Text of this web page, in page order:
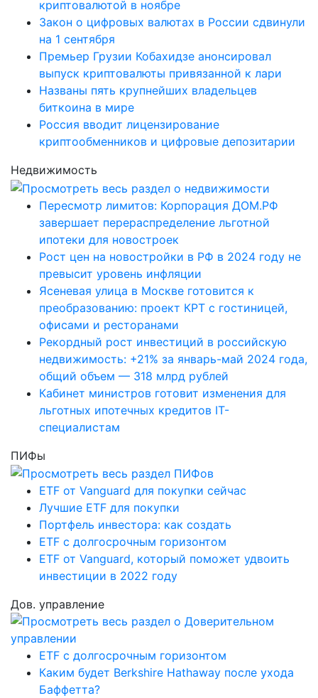
криптовалютой в ноябре
Закон о цифровых валютах в России сдвинули
на 1 сентября
Премьер Грузии Кобахидзе анонсировал
выпуск криптовалюты привязанной к лари
Названы пять крупнейших владельцев
биткоина в мире
Россия вводит лицензирование
криптообменников и цифровые депозитарии
Недвижимость
Пересмотр лимитов: Корпорация ДОМ.РФ
завершает перераспределение льготной
ипотеки для новостроек
Рост цен на новостройки в РФ в 2024 году не
превысит уровень инфляции
Ясеневая улица в Москве готовится к
преобразованию: проект КРТ с гостиницей,
офисами и ресторанами
Рекордный рост инвестиций в российскую
недвижимость: +21% за январь-май 2024 года,
общий объем — 318 млрд рублей
Кабинет министров готовит изменения для
льготных ипотечных кредитов IT-
специалистам
ПИФы
ETF от Vanguard для покупки сейчас
Лучшие ETF для покупки
Портфель инвестора: как создать
ETF с долгосрочным горизонтом
ETF от Vanguard, который поможет удвоить
инвестиции в 2022 году
Дов. управление
ETF с долгосрочным горизонтом
Каким будет Berkshire Hathaway после ухода
Баффетта?